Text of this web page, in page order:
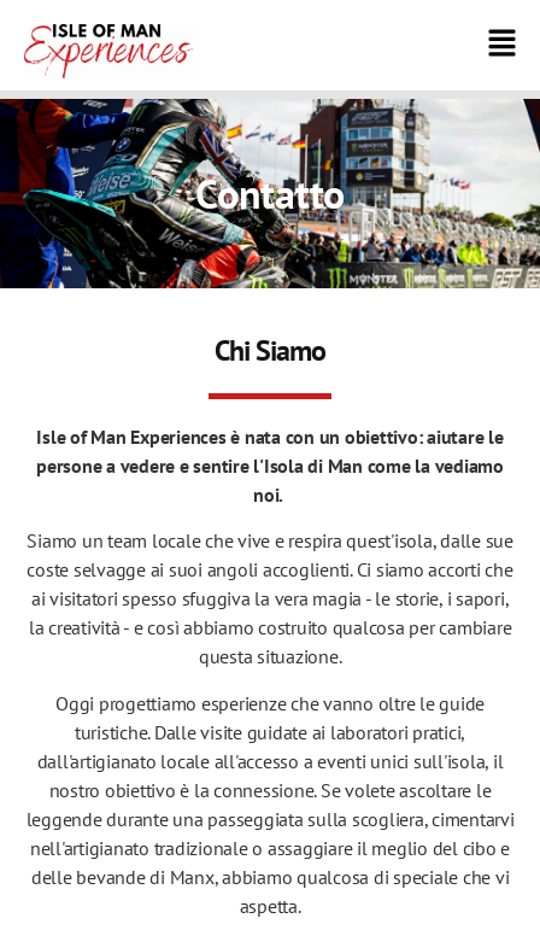
Contatto
Chi Siamo
Isle of Man Experiences è nata con un obiettivo: aiutare le
persone a vedere e sentire l'Isola di Man come la vediamo
noi.
Siamo un team locale che vive e respira quest'isola, dalle sue
coste selvagge ai suoi angoli accoglienti. Ci siamo accorti che
ai visitatori spesso sfuggiva la vera magia - le storie, i sapori,
la creatività - e così abbiamo costruito qualcosa per cambiare
questa situazione.
Oggi progettiamo esperienze che vanno oltre le guide
turistiche. Dalle visite guidate ai laboratori pratici,
dall'artigianato locale all'accesso a eventi unici sull'isola, il
nostro obiettivo è la connessione. Se volete ascoltare le
leggende durante una passeggiata sulla scogliera, cimentarvi
nell'artigianato tradizionale o assaggiare il meglio del cibo e
delle bevande di Manx, abbiamo qualcosa di speciale che vi
aspetta.